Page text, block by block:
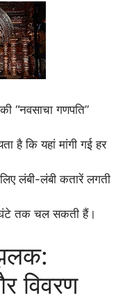
“नवसाचा गणपति”
है कि यहां मांगी गई हर
लंबी-लंबी कतारें लगती
घंटे तक चल सकती हैं।
विवरण